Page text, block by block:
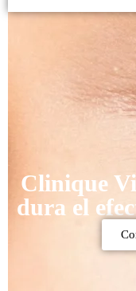
Clinique
dura el